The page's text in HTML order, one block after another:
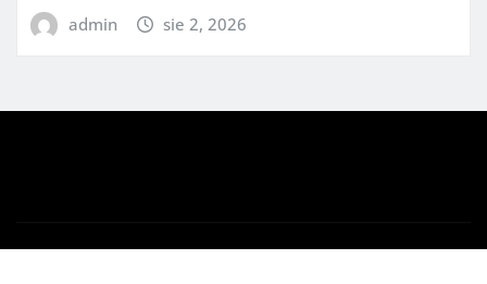
admin sie 2, 2026